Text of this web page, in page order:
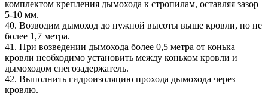
комплектом крепления дымохода к стропилам, оставляя зазор
5-10 мм.
40. Возводим дымоход до нужной высоты выше кровли, но не
более 1,7 метра.
41. При возведении дымохода более 0,5 метра от конька
кровли необходимо установить между коньком кровли и
дымоходом снегозадержатель.
42. Выполнить гидроизоляцию прохода дымохода через
кровлю.